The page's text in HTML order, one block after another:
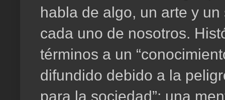
habla de algo, un arte y
cada uno de nosotros.
términos a un
difundido debido a la
para la sociedad”; una